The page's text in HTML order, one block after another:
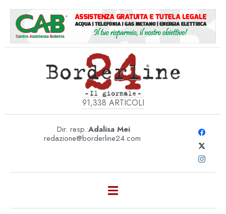
91,338 ARTICOLI
Dir. resp.:Adalisa Mei
redazione@borderline24.com